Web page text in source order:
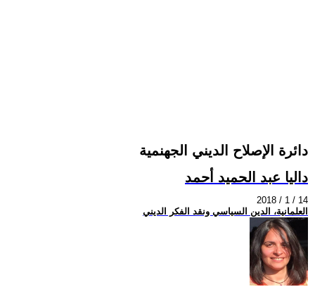
دائرة الإصلاح الديني الجهنمية
داليا عبد الحميد أحمد
2018 / 1 / 14
العلمانية، الدين السياسي ونقد الفكر الديني